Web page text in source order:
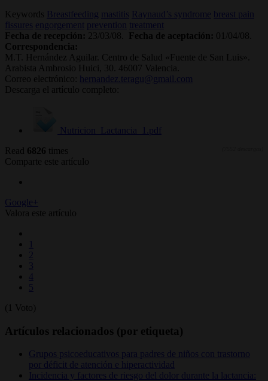
Keywords Breastfeeding mastitis Raynaud’s syndrome breast pain
fissures engorgement prevention
treatment
Fecha de recepción:
23/03/08. Fecha de aceptación: 01/04/08.
Correspondencia:
M.T. Hernández Aguilar. Centro de Salud «Fuente de San Luis».
Arabista Ambrosio Huici, 30. 46007 Valencia.
Correo electrónico:
hernandez.teragu@gmail.com
Descarga el artículo completo:
Nutricion_Lactancia_1.pdf
Read 6826 times
Comparte este artículo
Google+
Valora este artículo
1
2
3
4
5
(1 Voto)
Artículos relacionados (por etiqueta)
Grupos psicoeducativos para padres de niños con trastorno
por déficit de atención e hiperactividad
Incidencia y factores de riesgo del dolor durante la lactancia: